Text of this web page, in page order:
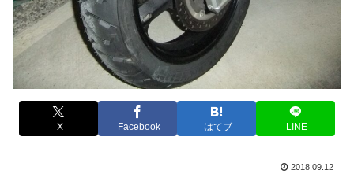
X Facebook はてブ LINE
2018.09.12